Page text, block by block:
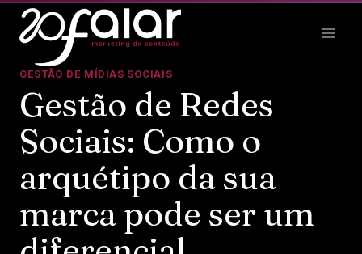
GESTÃO DE MÍDIAS SOCIAIS
Gestão de Redes
Sociais: Como o
arquétipo da sua
marca pode ser um